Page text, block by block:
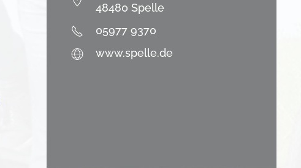
48480 Spelle
05977 9370
www.spelle.de